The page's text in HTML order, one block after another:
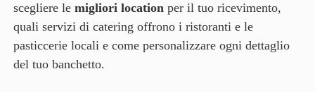
scegliere le migliori locationper il tuo ricevimento,
quali servizi di catering offrono i ristoranti e le
pasticcerie locali e come personalizzare ogni dettaglio
del tuo banchetto.